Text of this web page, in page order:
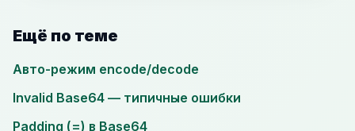
Ещё по теме
Авто-режим encode/decode
Invalid Base64 — типичные ошибки
Padding (=) в Base64